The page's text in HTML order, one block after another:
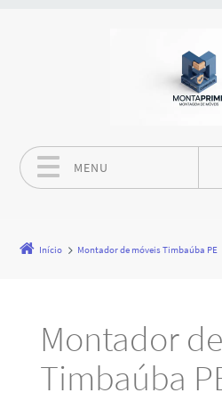
MENU
Início Montador de móveis Timbaúba PE
Montador
Timbaúba